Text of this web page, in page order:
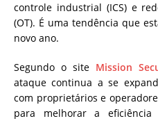
controle industrial (ICS) e
(OT). É uma tendência que
novo ano.
Segundo o site Mission
ataque continua a se
com proprietários e
para melhorar a eficiência